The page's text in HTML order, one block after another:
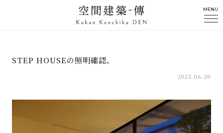
MENU
STEP HOUSEの照明確認。
2023.06.20